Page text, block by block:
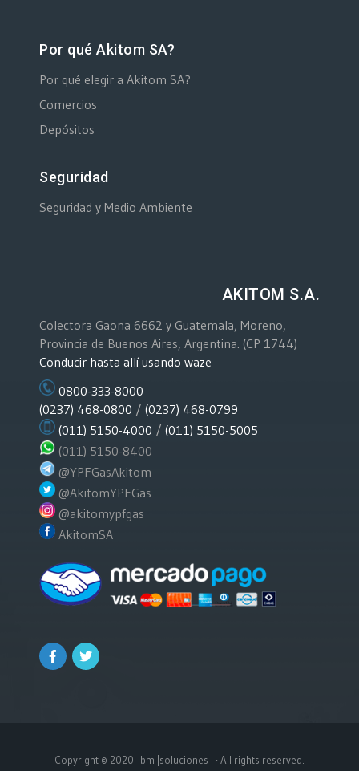
Por qué Akitom SA?
Por qué elegir a Akitom SA?
Comercios
Depósitos
Seguridad
Seguridad y Medio Ambiente
AKITOM S.A.
Colectora Gaona 6662 y Guatemala, Moreno,
Provincia de Buenos Aires, Argentina. (CP 1744)
Conducir hasta allí usando waze
0800-333-8000
(0237) 468-0800 / (0237) 468-0799
(011) 5150-4000 / (011) 5150-5005
(011) 5150-8400
@YPFGasAkitom
@AkitomYPFGas
@akitomypfgas
AkitomSA
Copyright © 2020 bm |soluciones - All rights reserved.